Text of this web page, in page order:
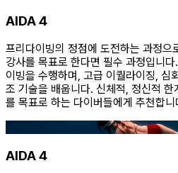
AIDA 4
프리다이빙의 정점에 도전하는 과정으
강사를 목표로 한다면 필수 과정입니
이빙을 수행하며, 고급 이퀄라이징, 심
조 기술을 배웁니다. 신체적, 정신적
를 목표로 하는 다이버들에게 추천합니
AIDA 4